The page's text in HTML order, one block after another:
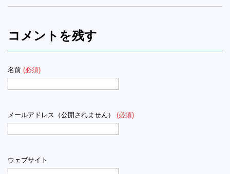
コメントを残す
名前 (必須)
メールアドレス（公開されません） (必須)
ウェブサイト